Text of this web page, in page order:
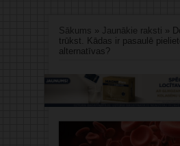
Sākums » Jaunākie raksti »
trūkst. Kādas ir pasaulē
alternatīvas?